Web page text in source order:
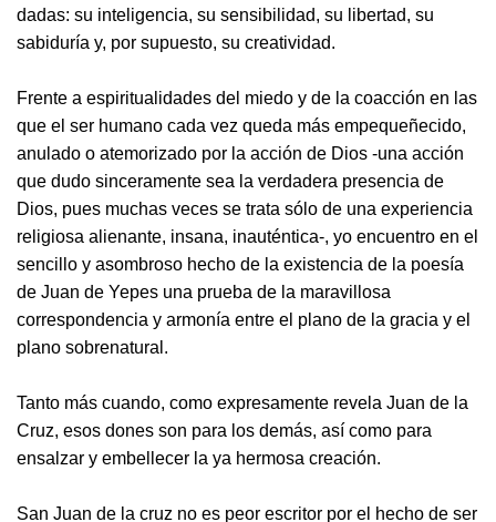
dadas: su inteligencia, su sensibilidad, su libertad, su
sabiduría y, por supuesto, su creatividad.
Frente a espiritualidades del miedo y de la coacción en las
que el ser humano cada vez queda más empequeñecido,
anulado o atemorizado por la acción de Dios -una acción
que dudo sinceramente sea la verdadera presencia de
Dios, pues muchas veces se trata sólo de una experiencia
religiosa alienante, insana, inauténtica-, yo encuentro en el
sencillo y asombroso hecho de la existencia de la poesía
de Juan de Yepes una prueba de la maravillosa
correspondencia y armonía entre el plano de la gracia y el
plano sobrenatural.
Tanto más cuando, como expresamente revela Juan de la
Cruz, esos dones son para los demás, así como para
ensalzar y embellecer la ya hermosa creación.
San Juan de la cruz no es peor escritor por el hecho de ser